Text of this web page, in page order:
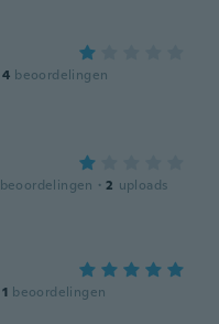
4 beoordelingen
beoordelingen · 2 uploads
1 beoordelingen